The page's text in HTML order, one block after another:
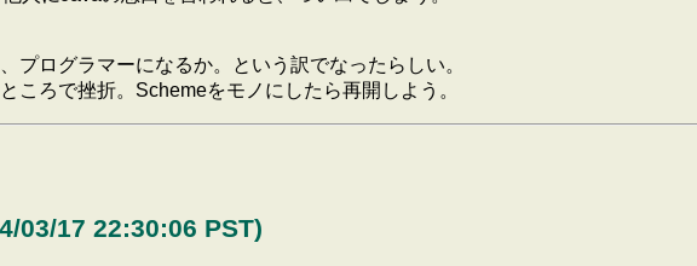
プログラマーになるか。という訳でなったらしい。
ころで挫折。Schemeをモノにしたら再開しよう。
03/17 22:30:06 PST)